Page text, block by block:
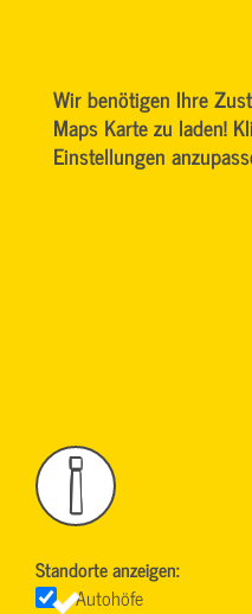
Wir benötigen Ihre
Maps Karte zu laden!
Einstellungen
!
Standorte anzeigen:
Autohöfe